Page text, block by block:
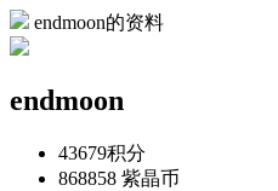
endmoon的资料
endmoon
43679积分
868858 紫晶币